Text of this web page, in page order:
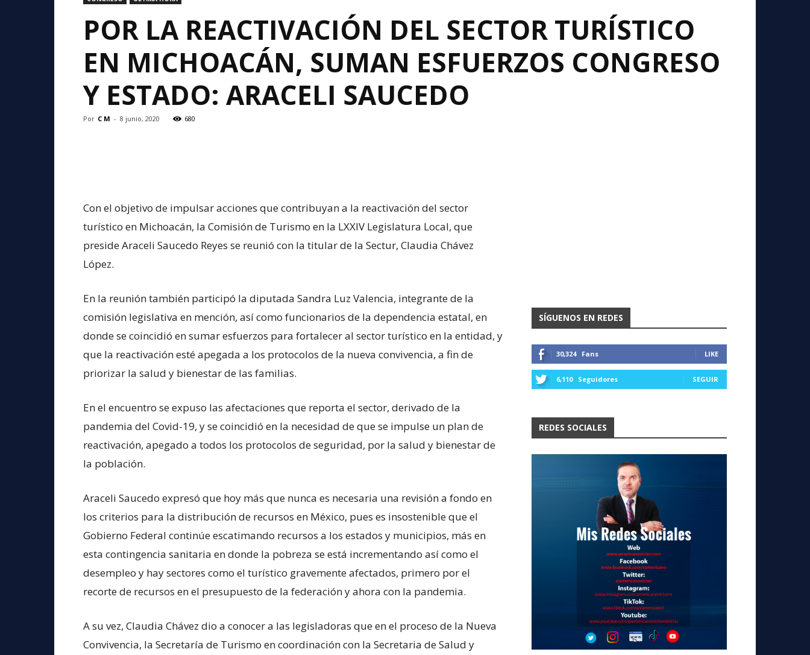
POR LA REACTIVACIÓN DEL SECTOR TURÍSTICO
EN MICHOACÁN, SUMAN ESFUERZOS CONGRESO
Y ESTADO: ARACELI SAUCEDO
Por C M - 8 junio, 2020 680
Con el objetivo de impulsar acciones que contribuyan a la reactivación del sector
turístico en Michoacán, la Comisión de Turismo en la LXXIV Legislatura Local, que
preside Araceli Saucedo Reyes se reunió con la titular de la Sectur, Claudia Chávez
López.
En la reunión también participó la diputada Sandra Luz Valencia, integrante de la
comisión legislativa en mención, así como funcionarios de la dependencia estatal, en
donde se coincidió en sumar esfuerzos para fortalecer al sector turístico en la entidad, y
que la reactivación esté apegada a los protocolos de la nueva convivencia, a fin de
priorizar la salud y bienestar de las familias.
En el encuentro se expuso las afectaciones que reporta el sector, derivado de la
pandemia del Covid-19, y se coincidió en la necesidad de que se impulse un plan de
reactivación, apegado a todos los protocolos de seguridad, por la salud y bienestar de
la población.
Araceli Saucedo expresó que hoy más que nunca es necesaria una revisión a fondo en
los criterios para la distribución de recursos en México, pues es insostenible que el
Gobierno Federal continúe escatimando recursos a los estados y municipios, más en
esta contingencia sanitaria en donde la pobreza se está incrementando así como el
desempleo y hay sectores como el turístico gravemente afectados, primero por el
recorte de recursos en el presupuesto de la federación y ahora con la pandemia.
A su vez, Claudia Chávez dio a conocer a las legisladoras que en el proceso de la Nueva
Convivencia, la Secretaría de Turismo en coordinación con la Secretaria de Salud y
SÍGUENOS EN REDES
30,324 Fans LIKE
6,110 Seguidores SEGUIR
REDES SOCIALES